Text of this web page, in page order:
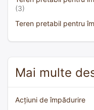
(3)
Teren pretabil pentru
Mai multe
Acțiuni de împădurire